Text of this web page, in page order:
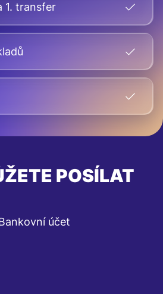
1. transfer
POSÍLAT
účet